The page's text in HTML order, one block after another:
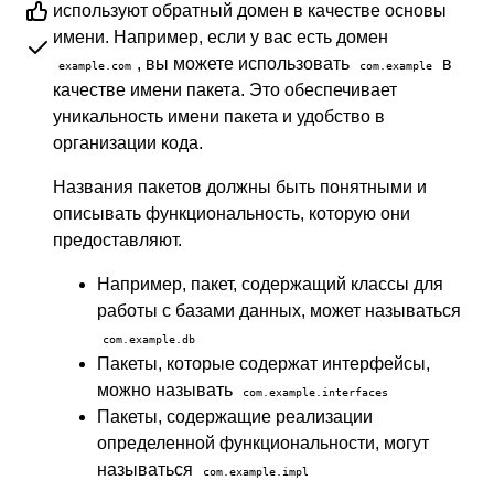
используют обратный домен в качестве основы
имени. Например, если у вас есть домен
example.com , вы можете использовать com.example
в
качестве имени пакета. Это обеспечивает
уникальность имени пакета и удобство в
организации кода.
Названия пакетов должны быть понятными и
описывать функциональность, которую они
предоставляют.
Например, пакет, содержащий классы для
работы с базами данных, может называться
com.example.db
Пакеты, которые содержат интерфейсы,
можно называть
com.example.interfaces
Пакеты, содержащие реализации
определенной функциональности, могут
называться
com.example.impl